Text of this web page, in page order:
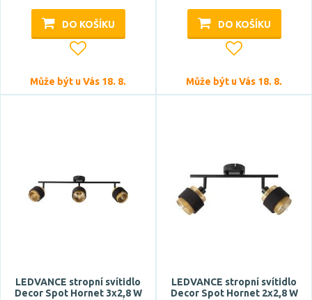
Patice
E14
G9
DO KOŠÍKU
Může být u Vás 18. 8.
DO KOŠÍKU
Může být u Vás 18. 8.
LEDVANCE stropní svítidlo
Decor Spot Hornet 3x2,8 W
LEDVANCE stropní svítidlo
Decor Spot Hornet 2x2,8 W